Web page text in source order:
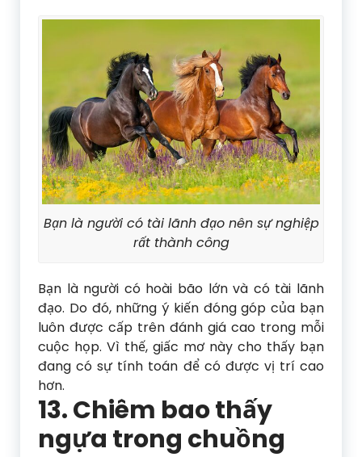
Bạn là người có tài lãnh đạo nên sự nghiệp
rất thành công
Bạn là người có hoài bão lớn và có tài lãnh
đạo. Do đó, những ý kiến đóng góp của bạn
luôn được cấp trên đánh giá cao trong mỗi
cuộc họp. Vì thế, giấc mơ này cho thấy bạn
đang có sự tính toán để có được vị trí cao
hơn.
13. Chiêm bao thấy
ngựa trong chuồng